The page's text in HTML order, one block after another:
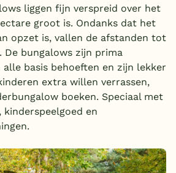
liggen fijn verspreid over het
groot is. Ondanks dat het
opzet is, vallen de afstanden tot
De bungalows zijn prima
basis behoeften en zijn lekker
extra willen verrassen,
boeken. Speciaal met
kinderspeelgoed en